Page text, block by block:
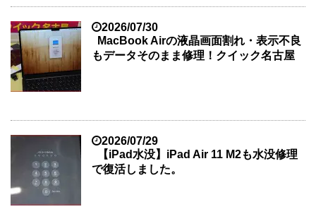
2026/07/30
MacBook Airの液晶画面割れ・表示不良
もデータそのまま修理！クイック名古屋
2026/07/29
【iPad水没】iPad Air 11 M2も水没修理
で復活しました。